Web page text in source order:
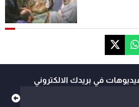
في بريدك الالكتروني